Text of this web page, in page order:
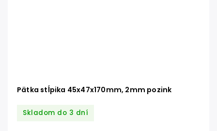
Pätka stĺpika 45x47x170mm, 2mm pozink
Skladom do 3 dní